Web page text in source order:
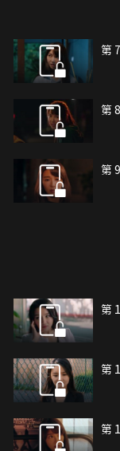
第
第
第
第
第
第